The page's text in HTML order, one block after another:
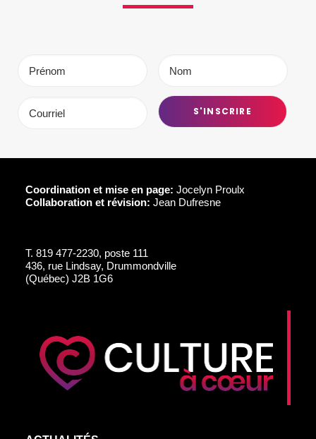
Coordination et mise en page: Jocelyn Proulx
Collaboration et révision: Jean Dufresne
T. 819 477-2230, poste 111
436, rue Lindsay, Drummondville
(Québec) J2B 1G6